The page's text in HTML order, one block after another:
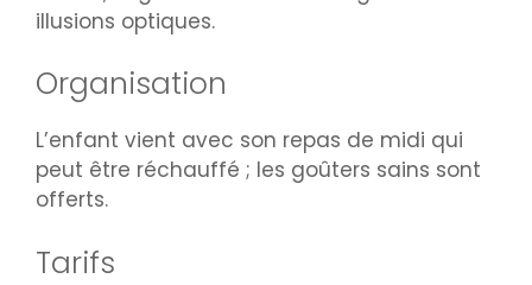
illusions optiques.
Organisation
L’enfant vient avec son repas de midi qui
peut être réchauffé ; les goûters sains sont
offerts.
Tarifs